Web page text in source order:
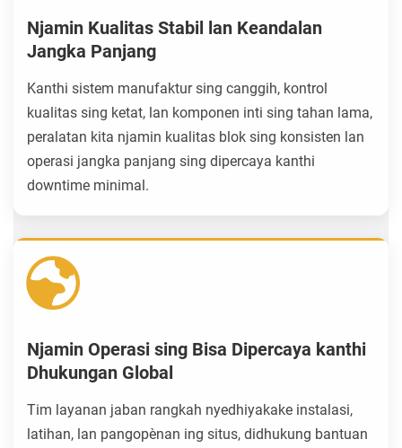
Njamin Kualitas Stabil lan Keandalan
Jangka Panjang
Kanthi sistem manufaktur sing canggih, kontrol
kualitas sing ketat, lan komponen inti sing tahan lama,
peralatan kita njamin kualitas blok sing konsisten lan
operasi jangka panjang sing dipercaya kanthi
downtime minimal.
Njamin Operasi sing Bisa Dipercaya kanthi
Dhukungan Global
Tim layanan jaban rangkah nyedhiyakake instalasi,
latihan, lan pangopènan ing situs, didhukung bantuan